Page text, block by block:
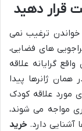
قرار دهید
ترغیب نمی
های فضایی،
گرایانه علاقه
همان ژانرها پیدا
مورد علاقه کودک
مواجه می شوند،
دارد. خرید